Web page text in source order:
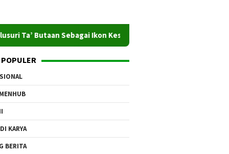
Sebagai Ikon Kesenian dan Warisan Sejarah Desa Wisata
KARYA
BERITA